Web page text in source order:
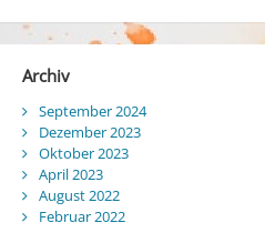
Archiv
September 2024
Dezember 2023
Oktober 2023
April 2023
August 2022
Februar 2022